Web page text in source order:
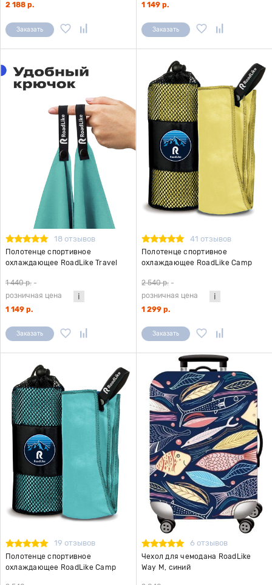
2 188 р.
Заказать
1 149 р.
Заказать
18 отзывов
Полотенце спортивное
охлаждающее RoadLike Travel
1 440 р. -
розничная цена
1 149 р.
Заказать
41 отзывов
Полотенце спортивное
охлаждающее RoadLike Camp
2 540 р. -
розничная цена
1 299 р.
Заказать
19 отзывов
Полотенце спортивное
охлаждающее RoadLike Camp
6 отзывов
Чехол для чемодана RoadLike
Way M, синий